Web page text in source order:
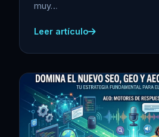
muy…
Leer artículo